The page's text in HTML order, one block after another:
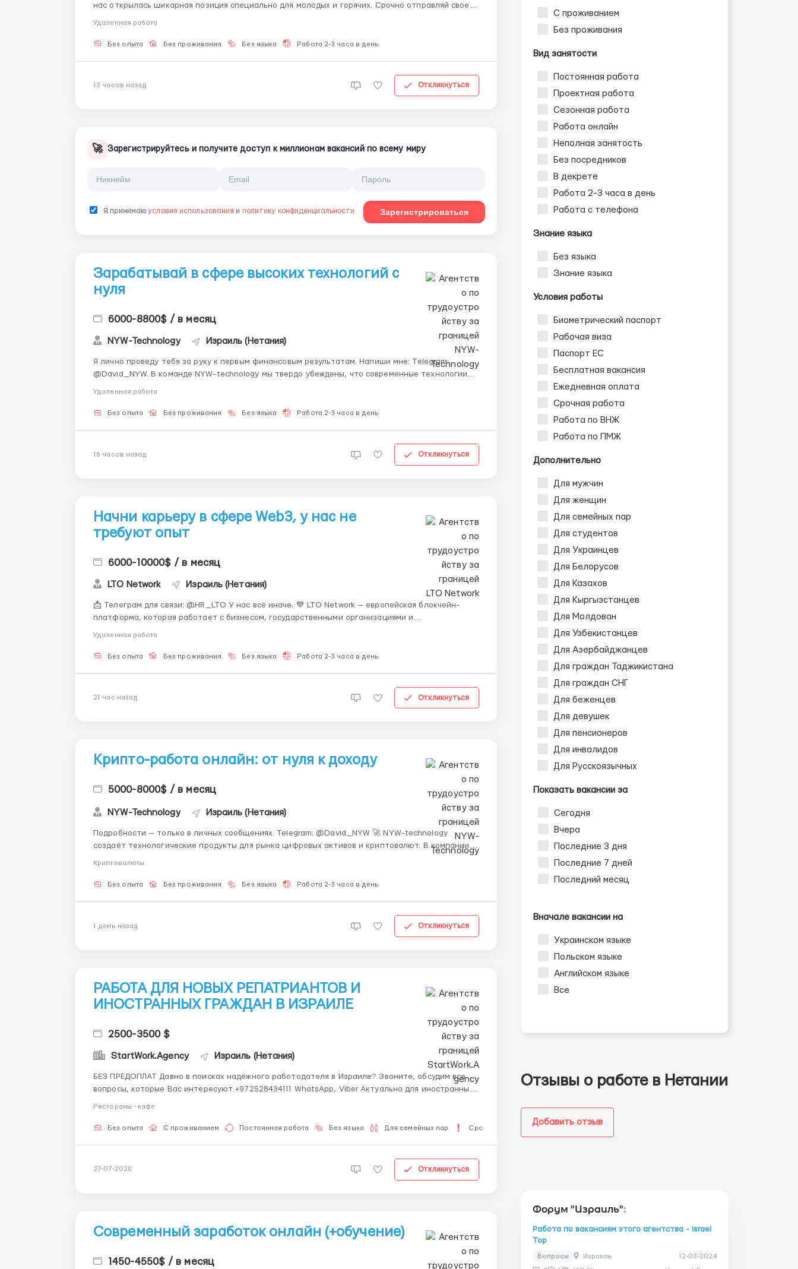
нас открылась шикарная позиция специально для молодых и горячих. Срочно отправляй свое
Удаленная работа
Без опыта Без проживания Без языка Работа 2-3 часа в день
13 часов назад Откликнуться
🚀 Зарегистрируйтесь и получите доступ к миллионам вакансий по всему миру
Я принимаюусловия использования и политику конфиденциальности Зарегистрироваться
Зарабатывай в сфере высоких технологий с
нуля
6000-8800$ / в месяц
NYW-Technology Израиль (Нетания)
Я лично проведу тебя за руку к первым финансовым результатам. Напиши мне: Telegram:
@David_NYW. В команде NYW-technology мы твердо убеждены, что современные технологии
должны работать на благо людей 🤖. Наша компания разрабатывает крутые инновационные
Удаленная работа
Без опыта Без проживания Без языка Работа 2-3 часа в день
16 часов назад Откликнуться
Начни карьеру в сфере Web3, у нас не
требуют опыт
6000-10000$ / в месяц
LTO Network Израиль (Нетания)
📩 Телеграм для связи: @HR_LTO У нас всё иначе. 💙 LTO Network — европейская блокчейн-
платформа, которая работает с бизнесом, государственными организациями и
международными проектами, включая инициативы для ООН. Сейчас мы расширяем команду и
Удаленная работа
Без опыта Без проживания Без языка Работа 2-3 часа в день
21 час назад Откликнуться
Крипто-работа онлайн: от нуля к доходу
5000-8000$ / в месяц
NYW-Technology Израиль (Нетания)
Подробности — только в личных сообщениях. Telegram: @David_NYW 🚀 NYW-technology
создаёт технологические продукты для рынка цифровых активов и криптовалют. В компании
Криптовалюты
Без опыта Без проживания Без языка Работа 2-3 часа в день
1 день назад Откликнуться
РАБОТА ДЛЯ НОВЫХ РЕПАТРИАНТОВ И
ИНОСТРАННЫХ ГРАЖДАН В ИЗРАИЛЕ
2500-3500 $
StartWork.Agency Израиль (Нетания)
БЕЗ ПРЕДОПЛАТ Давно в поисках надёжного работодателя в Израиле? Звоните, обсудим все
вопросы, которые Вас интересуют +972528434111 WhatsApp, Viber Актуально для иностранных
Рестораны - кафе
Без опыта С проживанием Постоянная работа Без языка Для семейных пар Срочная работа
27-07-2026 Откликнуться
Современный заработок онлайн (+обучение)
1450-4550$ / в месяц
С проживанием
Без проживания
Вид занятости
Постоянная работа
Проектная работа
Сезонная работа
Работа онлайн
Неполная занятость
Без посредников
В декрете
Работа 2-3 часа в день
Работа с телефона
Знание языка
Без языка
Знание языка
Условия работы
Биометрический паспорт
Рабочая виза
Паспорт ЕС
Бесплатная вакансия
Ежедневная оплата
Срочная работа
Работа по ВНЖ
Работа по ПМЖ
Дополнительно
Для мужчин
Для женщин
Для семейных пар
Для студентов
Для Украинцев
Для Белорусов
Для Казахов
Для Кыргызстанцев
Для Молдован
Для Узбекистанцев
Для Азербайджанцев
Для граждан Таджикистана
Для граждан СНГ
Для беженцев
Для девушек
Для пенсионеров
Для инвалидов
Для Русскоязычных
Показать вакансии за
Сегодня
Вчера
Последние 3 дня
Последние 7 дней
Последний месяц
Вначале вакансии на
Украинском языке
Польском языке
Английском языке
Все
Отзывы о работе в Нетании
Добавить отзыв
Форум "Израиль":
Работа по вакансиям этого агентства - Israel
Top
Вопросы Израиль 12-03-2024